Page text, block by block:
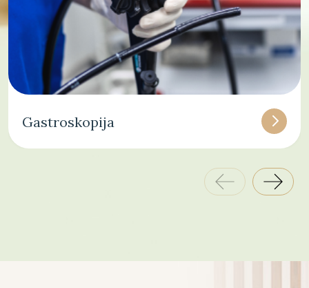
Gastroskopija